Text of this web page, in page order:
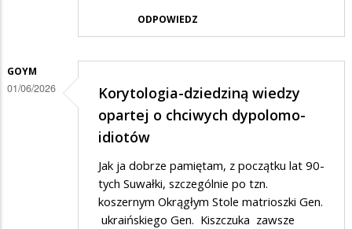
ODPOWIEDZ
GOYM
01/06/2026
Korytologia-dziedziną wiedzy
opartej o chciwych dypolomo-
idiotów
Jak ja dobrze pamiętam, z początku lat 90-
tych Suwałki, szczególnie po tzn.
koszernym Okrągłym Stole matrioszki Gen.
ukraińskiego Gen. Kiszczuka zawsze